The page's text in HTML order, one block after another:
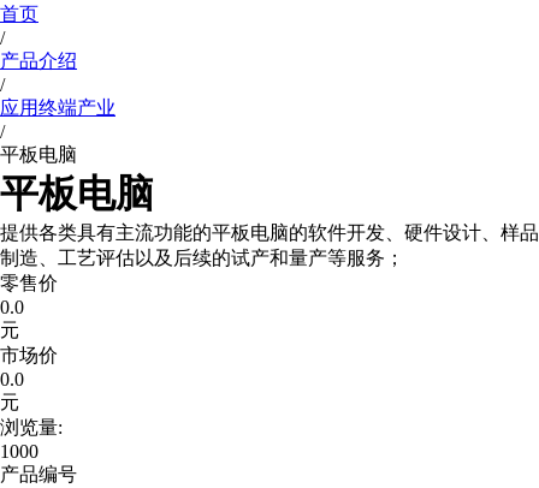
首页
/
产品介绍
/
应用终端产业
/
平板电脑
平板电脑
提供各类具有主流功能的平板电脑的软件开发、硬件设计、样品
制造、工艺评估以及后续的试产和量产等服务；
零售价
0.0
元
市场价
0.0
元
浏览量:
1000
产品编号